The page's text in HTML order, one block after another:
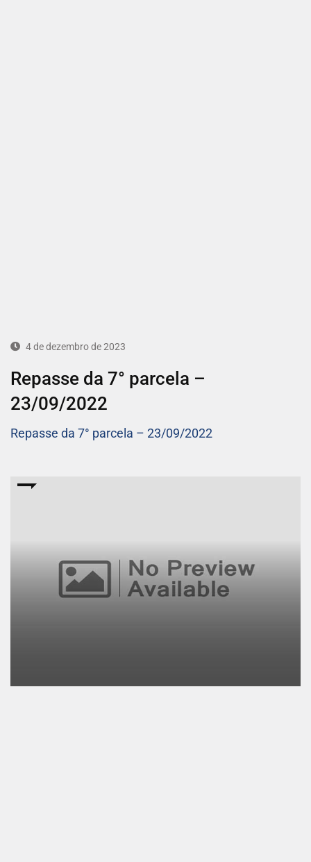
4 de dezembro de 2023
Repasse da 7° parcela –
23/09/2022
Repasse da 7° parcela – 23/09/2022